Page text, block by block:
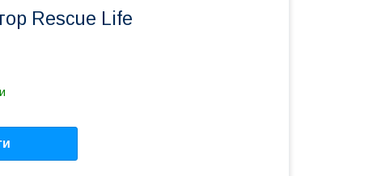
Rescue Life